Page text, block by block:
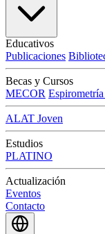
Educativos
Publicaciones
Becas y Cursos
MECOR
ALAT Joven
Estudios
PLATINO
Actualización
Eventos
Contacto